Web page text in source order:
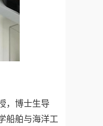
，博士生导
船舶与海洋工